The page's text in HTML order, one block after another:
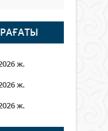
ж.
ж.
ж.